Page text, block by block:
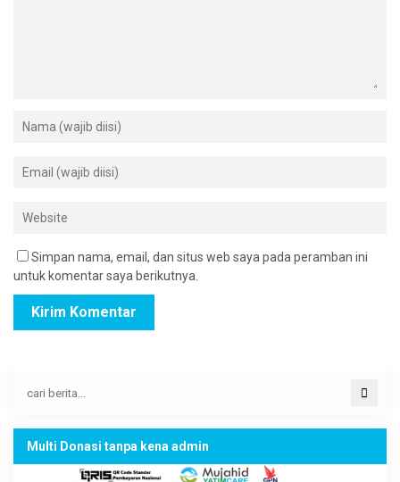
Simpan nama, email, dan situs web saya pada peramban ini
untuk komentar saya berikutnya.
Multi Donasi tanpa kena admin